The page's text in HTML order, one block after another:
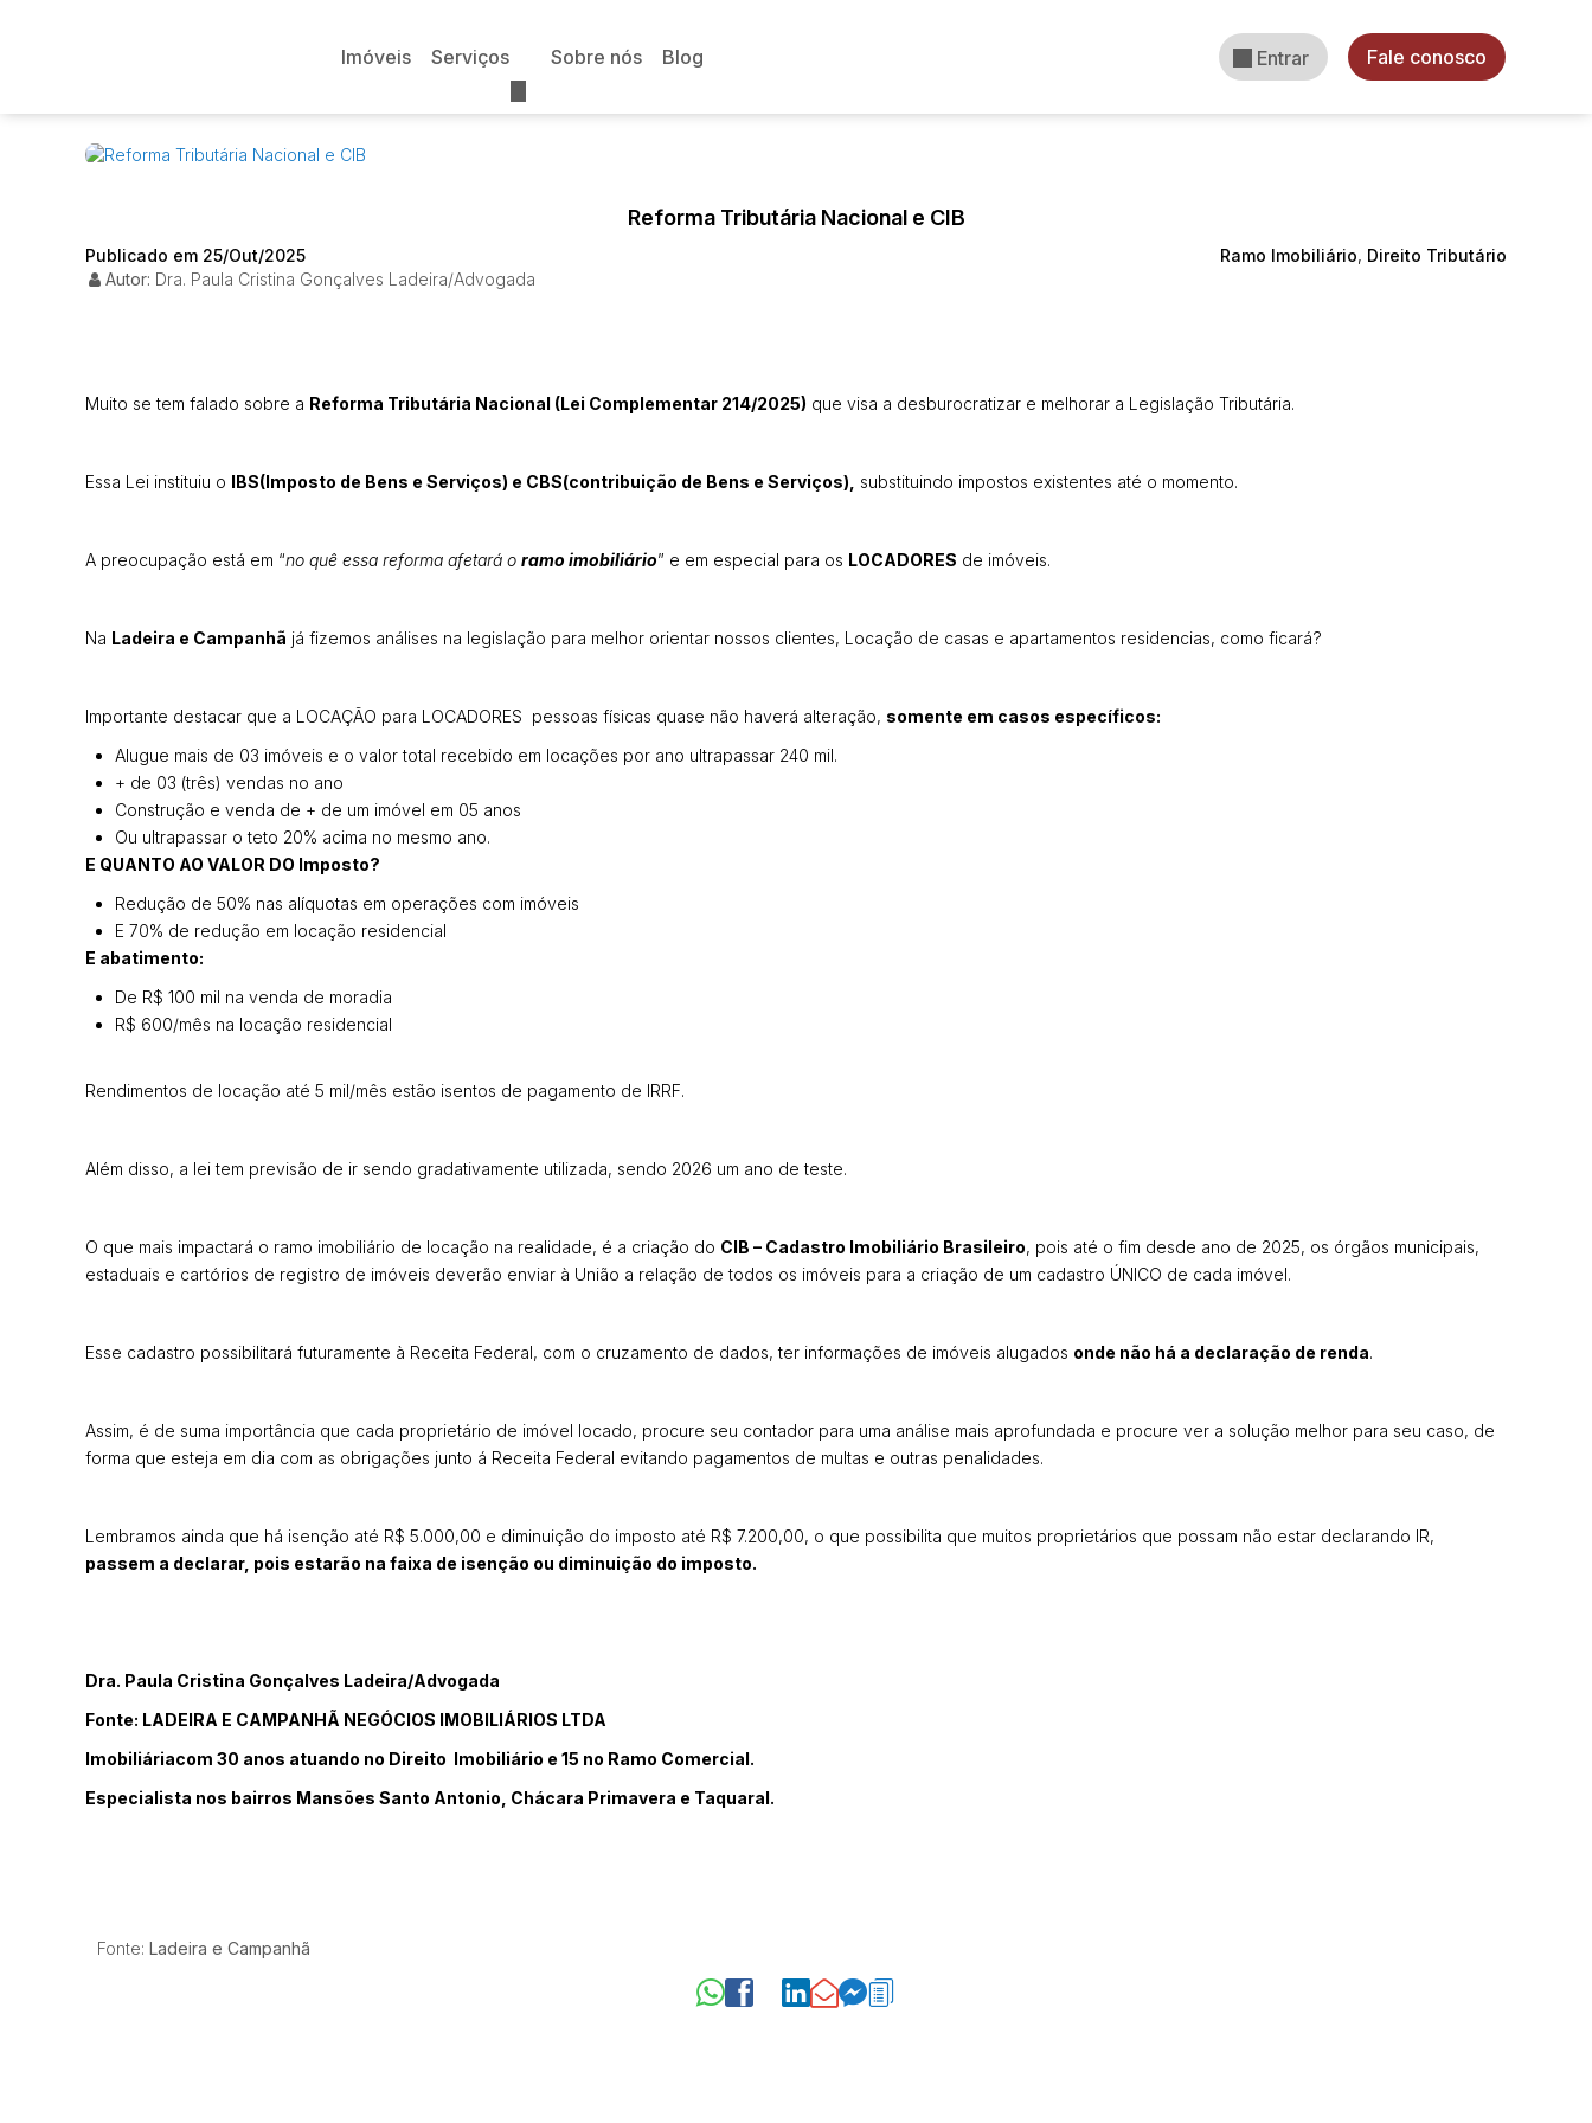
Fale conosco
Entrar
Blog
Sobre nós
Serviços
Imóveis
Reforma Tributária Nacional e CIB
Publicado em 25/Out/2025 Ramo Imobiliário, Direito Tributário
Autor: Dra. Paula Cristina Gonçalves Ladeira/Advogada
Muito se tem falado sobre a Reforma Tributária Nacional (Lei Complementar 214/2025) que visa a desburocratizar e melhorar a Legislação Tributária.
Essa Lei instituiu o IBS(Imposto de Bens e Serviços) e CBS(contribuição de Bens e Serviços), substituindo impostos existentes até o momento.
A preocupação está em “no quê essa reforma afetará o ramo imobiliário” e em especial para os LOCADORES de imóveis.
Na Ladeira e Campanhã já fizemos análises na legislação para melhor orientar nossos clientes, Locação de casas e apartamentos residencias, como ficará?
Importante destacar que a LOCAÇÃO para LOCADORES pessoas físicas quase não haverá alteração, somente em casos específicos:
Alugue mais de 03 imóveis e o valor total recebido em locações por ano ultrapassar 240 mil.
+ de 03 (três) vendas no ano
Construção e venda de + de um imóvel em 05 anos
Ou ultrapassar o teto 20% acima no mesmo ano.
E QUANTO AO VALOR DO Imposto?
Redução de 50% nas alíquotas em operações com imóveis
E 70% de redução em locação residencial
E abatimento:
De R$ 100 mil na venda de moradia
R$ 600/mês na locação residencial
Rendimentos de locação até 5 mil/mês estão isentos de pagamento de IRRF.
Além disso, a lei tem previsão de ir sendo gradativamente utilizada, sendo 2026 um ano de teste.
O que mais impactará o ramo imobiliário de locação na realidade, é a criação do CIB – Cadastro Imobiliário Brasileiro, pois até o fim desde ano de 2025, os órgãos municipais,
estaduais e cartórios de registro de imóveis deverão enviar à União a relação de todos os imóveis para a criação de um cadastro ÚNICO de cada imóvel.
Esse cadastro possibilitará futuramente à Receita Federal, com o cruzamento de dados, ter informações de imóveis alugados onde não há a declaração de renda.
Assim, é de suma importância que cada proprietário de imóvel locado, procure seu contador para uma análise mais aprofundada e procure ver a solução melhor para seu caso, de
forma que esteja em dia com as obrigações junto á Receita Federal evitando pagamentos de multas e outras penalidades.
Lembramos ainda que há isenção até R$ 5.000,00 e diminuição do imposto até R$ 7.200,00, o que possibilita que muitos proprietários que possam não estar declarando IR,
passem a declarar, pois estarão na faixa de isenção ou diminuição do imposto.
Dra. Paula Cristina Gonçalves Ladeira/Advogada
Fonte: LADEIRA E CAMPANHÃ NEGÓCIOS IMOBILIÁRIOS LTDA
Imobiliáriacom 30 anos atuando no Direito Imobiliário e 15 no Ramo Comercial.
Especialista nos bairros Mansões Santo Antonio, Chácara Primavera e Taquaral.
Fonte: Ladeira e Campanhã